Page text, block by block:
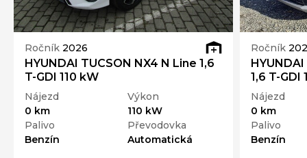
Ročník 2026
HYUNDAI TUCSON NX4 N Line 1,6
T-GDI 110 kW
Nájezd
0 km
Výkon
110 kW
Palivo
Benzín
Převodovka
Automatická
Ročník
1,6 T-GDI
Nájezd
0 km
Palivo
Benzín